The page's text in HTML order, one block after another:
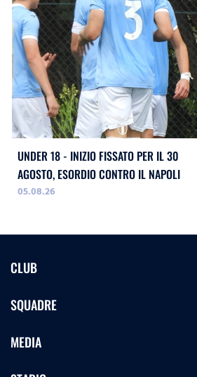
UNDER 18 - INIZIO FISSATO PER IL 30
AGOSTO, ESORDIO CONTRO IL NAPOLI
05.08.26
CLUB
SQUADRE
MEDIA